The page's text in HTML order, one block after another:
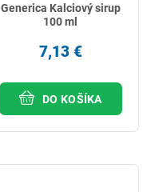
Generica Kalciový sirup
100 ml
7,13 €
DO KOŠÍKA